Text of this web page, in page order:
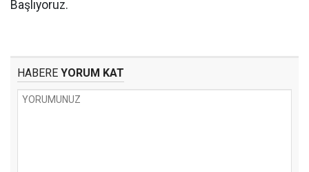
Başlıyoruz.
HABERE YORUM KAT